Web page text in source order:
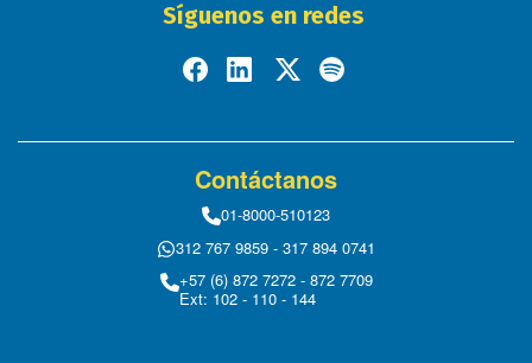
Síguenos en redes
Contáctanos
01-8000-510123
312 767 9859 - 317 894 0741
+57 (6) 872 7272 - 872 7709
Ext: 102 - 110 - 144